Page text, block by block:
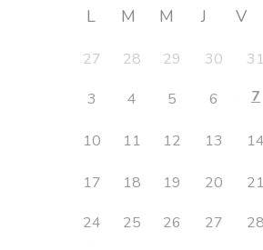
L M M J V
27 28 29 30 31
3
4 5 6 7
10 11 12 13 14
17 18 19 20 21
24
25 26 27 28